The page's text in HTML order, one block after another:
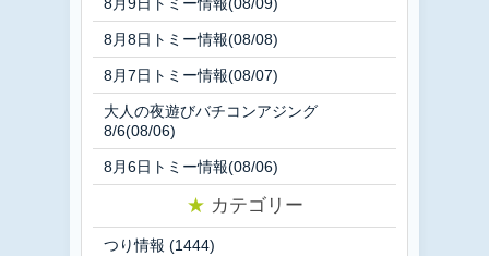
8月9日トミー情報(08/09)
8月8日トミー情報(08/08)
8月7日トミー情報(08/07)
大人の夜遊びバチコンアジング
8/6(08/06)
8月6日トミー情報(08/06)
★ カテゴリー
つり情報 (1444)